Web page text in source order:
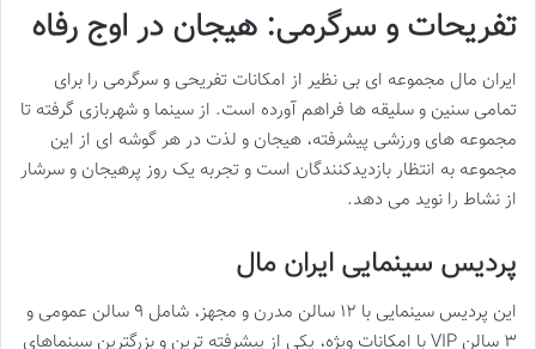
تفریحات و سرگرمی: هیجان در اوج رفاه
ایران مال مجموعه ای بی نظیر از امکانات تفریحی و سرگرمی را برای
تمامی سنین و سلیقه ها فراهم آورده است. از سینما و شهربازی گرفته تا
مجموعه های ورزشی پیشرفته، هیجان و لذت در هر گوشه ای از این
مجموعه به انتظار بازدیدکنندگان است و تجربه یک روز پرهیجان و سرشار
از نشاط را نوید می دهد.
پردیس سینمایی ایران مال
این پردیس سینمایی با ۱۲ سالن مدرن و مجهز، شامل ۹ سالن عمومی و
۳ سالن VIP با امکانات ویژه، یکی از پیشرفته ترین و بزرگترین سینماهای